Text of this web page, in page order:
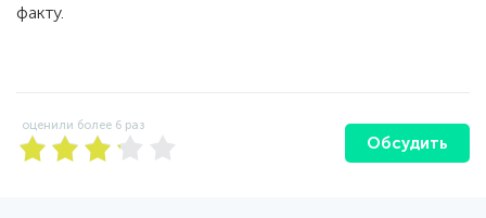
факту.
оценили более 6 раз
Обсудить